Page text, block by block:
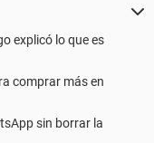
explicó lo que es
comprar más en
sin borrar la